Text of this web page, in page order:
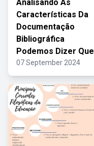
Analisando As
Características Da
Documentação
Bibliográfica
Podemos Dizer Que
07 September 2024